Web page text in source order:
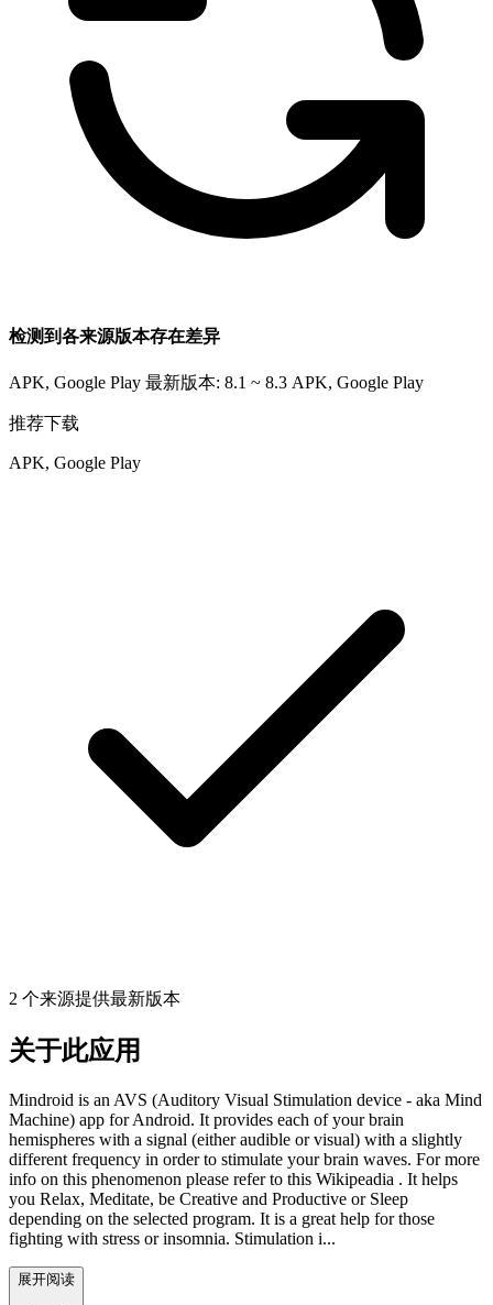
检测到各来源版本存在差异
APK, Google Play 最新版本: 8.1 ~ 8.3 APK, Google Play
推荐下载
APK, Google Play
2 个来源提供最新版本
关于此应用
Mindroid is an AVS (Auditory Visual Stimulation device - aka Mind
Machine) app for Android. It provides each of your brain
hemispheres with a signal (either audible or visual) with a slightly
different frequency in order to stimulate your brain waves. For more
info on this phenomenon please refer to this Wikipeadia . It helps
you Relax, Meditate, be Creative and Productive or Sleep
depending on the selected program. It is a great help for those
fighting with stress or insomnia. Stimulation i...
展开阅读